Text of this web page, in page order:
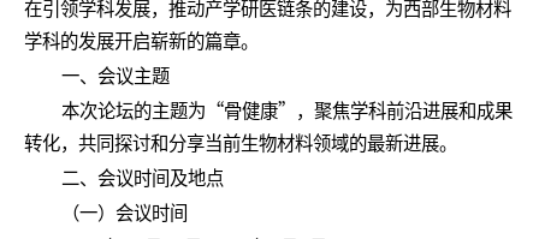
在引领学科发展，推动产学研医链条的建设，为西部生物材料
学科的发展开启崭新的篇章。
一、会议主题
本次论坛的主题为“骨健康”，聚焦学科前沿进展和成果
转化，共同探讨和分享当前生物材料领域的最新进展。
二、会议时间及地点
（一）会议时间